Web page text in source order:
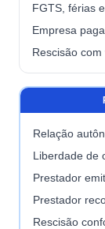
FGTS, férias
Empresa
Rescisão
Relação
Liberdade de
Prestador
Prestador
Rescisão